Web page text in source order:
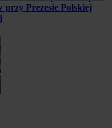
przy Prezesie Polskiej